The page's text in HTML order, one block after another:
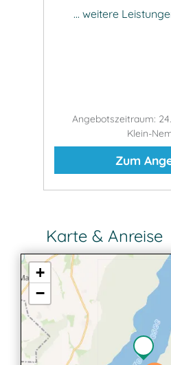
... weitere
Angebotszeitraum:
Klein-
Zum
Karte & Anreise
+
−